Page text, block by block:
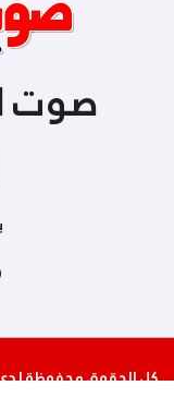
صوت
كل الحقوق محفوظة